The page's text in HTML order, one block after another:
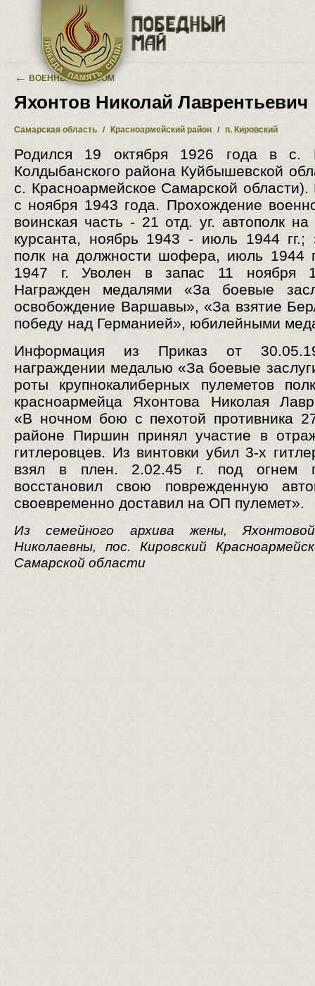
Перейти к основному содержанию
← ВОЕННЫЙ АЛЬБОМ
Яхонтов Николай Лаврентьевич
Самарская область / Красноармейский район / п. Кировский
Родился 19 октября 1926 года в с.
Колдыбанского района Куйбышевской
с. Красноармейское Самарской
с ноября 1943 года. Прохождение
воинская часть - 21 отд. уг. автополк
курсанта, ноябрь 1943 - июль 1944 гг.;
полк на должности шофера, июль 1944
1947 г. Уволен в запас 11 ноября
Награжден медалями «За боевые
освобождение Варшавы», «За взятие
победу над Германией», юбилейными
Информация из Приказ от
награждении медалью «За боевые
роты крупнокалиберных пулеметов
красноармейца Яхонтова Николая
«В ночном бою с пехотой противника
районе Пиршин принял участие в
гитлеровцев. Из винтовки убил 3-х
взял в плен. 2.02.45 г. под огнем
восстановил свою поврежденную
своевременно доставил на ОП пулемет».
Из семейного архива жены,
Николаевны, пос. Кировский
Самарской области